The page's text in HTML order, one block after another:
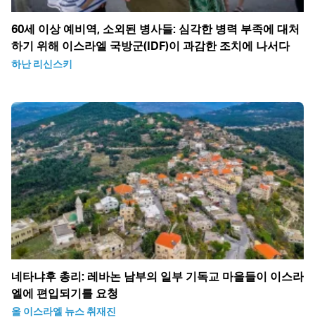
60세 이상 예비역, 소외된 병사들: 심각한 병력 부족에 대처
하기 위해 이스라엘 국방군(IDF)이 과감한 조치에 나서다
하난 리신스키
네타냐후 총리: 레바논 남부의 일부 기독교 마을들이 이스라
엘에 편입되기를 요청
올 이스라엘 뉴스 취재진